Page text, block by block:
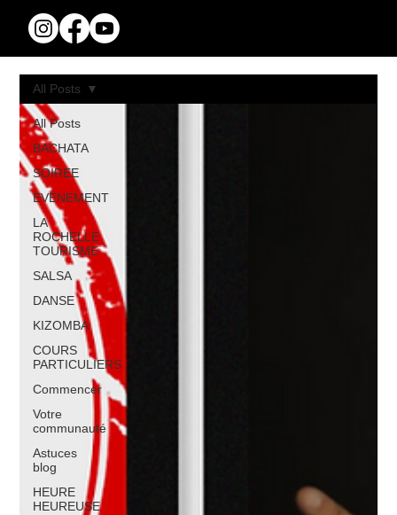
All Posts
BACHATA
SOIREE
EVENEMENT
LA
ROCHELLE
TOURISME
SALSA
DANSE
KIZOMBA
COURS
PARTICULIERS
Commencer
Votre
communauté
Astuces
blog
HEURE
HEUREUSE
All Posts